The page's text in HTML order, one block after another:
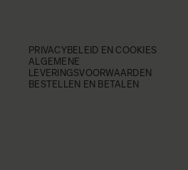
PRIVACYBELEID EN COOKIES
ALGEMENE
LEVERINGSVOORWAARDEN
BESTELLEN EN BETALEN